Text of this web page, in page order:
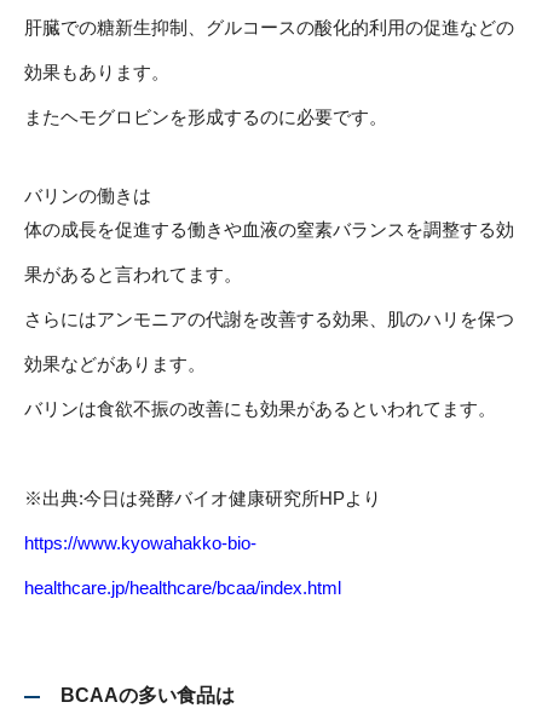
肝臓での糖新生抑制、グルコースの酸化的利用の促進などの
効果もあります。
またヘモグロビンを形成するのに必要です。
バリンの働きは
体の成長を促進する働きや血液の窒素バランスを調整する効
果があると言われてます。
さらにはアンモニアの代謝を改善する効果、肌のハリを保つ
効果などがあります。
バリンは食欲不振の改善にも効果があるといわれてます。
※出典:今日は発酵バイオ健康研究所HPより
https://www.kyowahakko-bio-
healthcare.jp/healthcare/bcaa/index.html
BCAAの多い食品は